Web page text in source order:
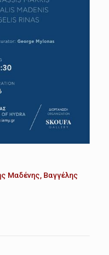
Μαδένης, Βαγγέλης